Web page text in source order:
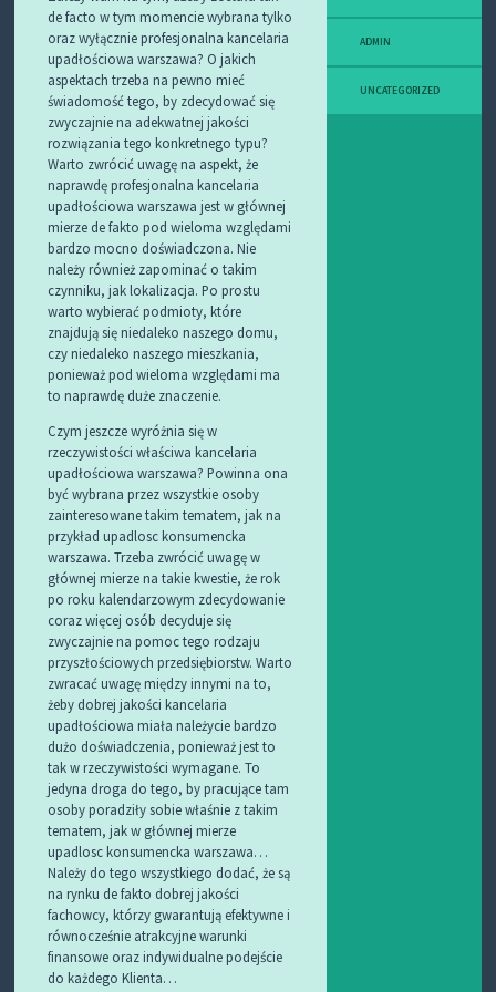
de facto w tym momencie wybrana tylko
oraz wyłącznie profesjonalna kancelaria
upadłościowa warszawa? O jakich
aspektach trzeba na pewno mieć
świadomość tego, by zdecydować się
zwyczajnie na adekwatnej jakości
rozwiązania tego konkretnego typu?
Warto zwrócić uwagę na aspekt, że
naprawdę profesjonalna kancelaria
upadłościowa warszawa jest w głównej
mierze de fakto pod wieloma względami
bardzo mocno doświadczona. Nie
należy również zapominać o takim
czynniku, jak lokalizacja. Po prostu
warto wybierać podmioty, które
znajdują się niedaleko naszego domu,
czy niedaleko naszego mieszkania,
ponieważ pod wieloma względami ma
to naprawdę duże znaczenie.
Czym jeszcze wyróżnia się w
rzeczywistości właściwa kancelaria
upadłościowa warszawa? Powinna ona
być wybrana przez wszystkie osoby
zainteresowane takim tematem, jak na
przykład upadlosc konsumencka
warszawa. Trzeba zwrócić uwagę w
głównej mierze na takie kwestie, że rok
po roku kalendarzowym zdecydowanie
coraz więcej osób decyduje się
zwyczajnie na pomoc tego rodzaju
przyszłościowych przedsiębiorstw. Warto
zwracać uwagę między innymi na to,
żeby dobrej jakości kancelaria
upadłościowa miała należycie bardzo
dużo doświadczenia, ponieważ jest to
tak w rzeczywistości wymagane. To
jedyna droga do tego, by pracujące tam
osoby poradziły sobie właśnie z takim
tematem, jak w głównej mierze
upadlosc konsumencka warszawa…
Należy do tego wszystkiego dodać, że są
na rynku de fakto dobrej jakości
fachowcy, którzy gwarantują efektywne i
równocześnie atrakcyjne warunki
finansowe oraz indywidualne podejście
do każdego Klienta…
ADMIN
UNCATEGORIZED